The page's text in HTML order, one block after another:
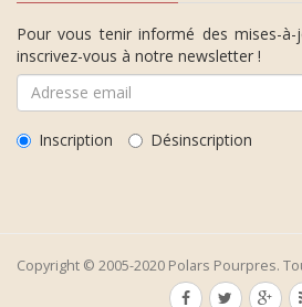
Pour vous tenir informé des mises-
inscrivez-vous à notre newsletter !
Inscription Désinscription
Copyright © 2005-2020 Polars Pourpres.